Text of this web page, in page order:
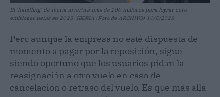
El 'handling' de Iberia invertirá más de 100 millones para lograr cero
emisiones netas en 2025. IBERIA (Foto de ARCHIVO) 10/5/2023
Pero aunque la empresa no esté dispuesta de
momento a pagar por la reposición, sigue
siendo oportuno que los usuarios pidan la
reasignación a otro vuelo en caso de
cancelación o retraso del vuelo. Es que más allá